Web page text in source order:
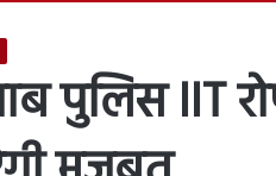
पुलिस IIT